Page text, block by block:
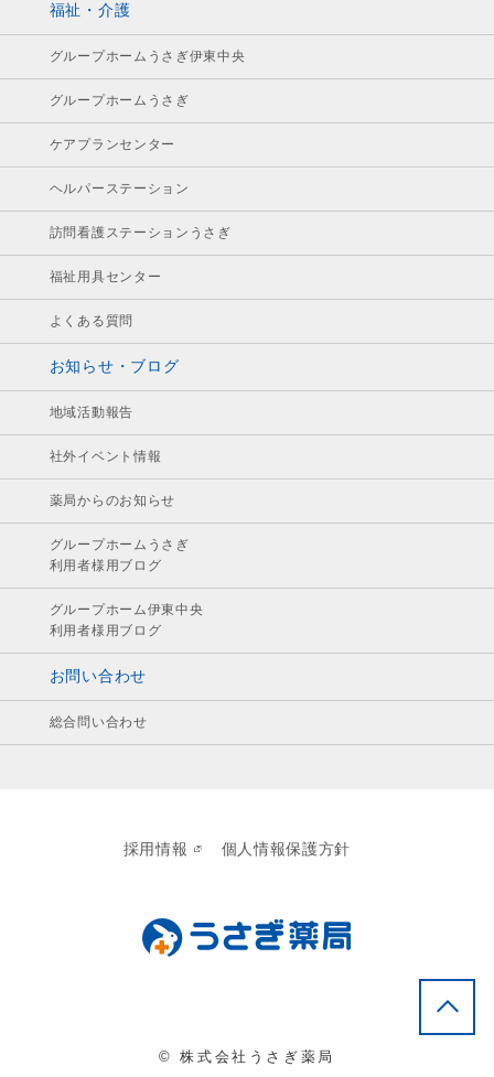
福祉・介護
グループホームうさぎ伊東中央
グループホームうさぎ
ケアプランセンター
ヘルパーステーション
訪問看護ステーションうさぎ
福祉用具センター
よくある質問
お知らせ・ブログ
地域活動報告
社外イベント情報
薬局からのお知らせ
グループホームうさぎ
利用者様用ブログ
グループホーム伊東中央
利用者様用ブログ
お問い合わせ
総合問い合わせ
採用情報 個人情報保護方針
© 株式会社うさぎ薬局